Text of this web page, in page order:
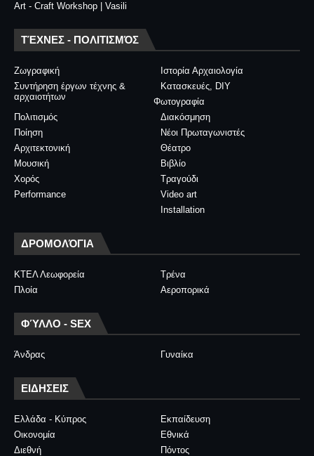
Art - Craft Workshop | Vasili
ΤΈΧΝΕΣ - ΠΟΛΙΤΙΣΜΌΣ
Ζωγραφική
Ιστορία Αρχαιολογία
Συντήρηση έργων τέχνης &
αρχαιοτήτων
Κατασκευές, DIY
Φωτογραφία
Διακόσμηση
Πολιτισμός
Νέοι Πρωταγωνιστές
Ποίηση
Θέατρο
Αρχιτεκτονική
Βιβλίο
Μουσική
Τραγούδι
Χορός
Video art
Performance
Installation
ΔΡΟΜΟΛΌΓΙΑ
ΚΤΕΛ Λεωφορεία
Τρένα
Πλοία
Αεροπορικά
ΦΎΛΛΟ - SEX
Άνδρας Γυναίκα
ΕΙΔΗΣΕΙΣ
Ελλάδα - Κύπρος
Εκπαίδευση
Οικονομία
Εθνικά
Διεθνή
Πόντος